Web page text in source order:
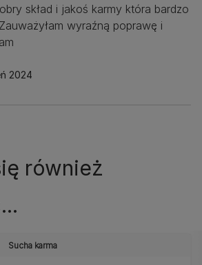
skład i jakoś karmy która bardzo
wyraźną poprawę i
2024
również
Sucha karma